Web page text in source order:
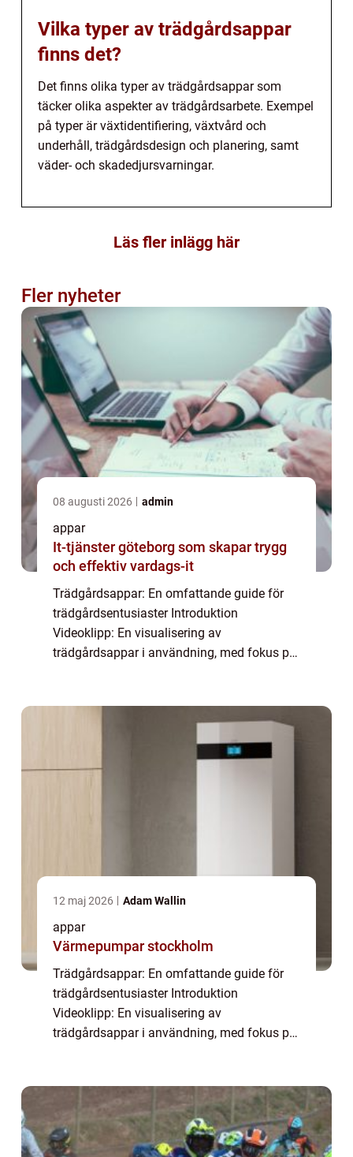
Vilka typer av trädgårdsappar
finns det?
Det finns olika typer av trädgårdsappar som
täcker olika aspekter av trädgårdsarbete. Exempel
på typer är växtidentifiering, växtvård och
underhåll, trädgårdsdesign och planering, samt
väder- och skadedjursvarningar.
Läs fler inlägg här
Fler nyheter
08 augusti 2026 admin
appar
It-tjänster göteborg som skapar trygg
och effektiv vardags-it
Trädgårdsappar: En omfattande guide för
trädgårdsentusiaster Introduktion
Videoklipp: En visualisering av
trädgårdsappar i användning, med fokus på
12 maj 2026 Adam Wallin
appar
Värmepumpar stockholm
Trädgårdsappar: En omfattande guide för
trädgårdsentusiaster Introduktion
Videoklipp: En visualisering av
trädgårdsappar i användning, med fokus på
utformats för att hjälpa trädgård...